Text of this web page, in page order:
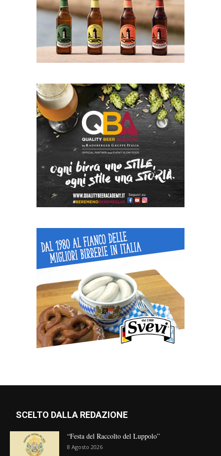
SCELTO DALLA REDAZIONE
“Festa del Raccolto del Luppolo”
8 Agosto 2026